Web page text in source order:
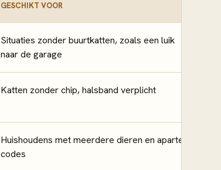
GESCHIKT VOOR
Situaties zonder buurtkatten, zoals een luik
naar de garage
Katten zonder chip, halsband verplicht
Huishoudens met meerdere dieren en aparte
codes